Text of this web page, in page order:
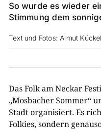
So wurde es wieder
Stimmung dem
Text und Fotos: Almut
Das Folk am Neckar
„Mosbacher Sommer“
Stadt organisiert. Es
Folkies, sondern